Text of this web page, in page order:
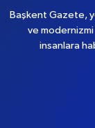
Başkent Gazete,
ve modernizmi
insanlara